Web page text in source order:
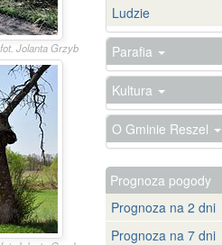
fot. Jolanta Grzyb
Ludzie
Parafia
Kultura
O Gminie Reszel
Prognoza pogody
Prognoza na 2 dni
Prognoza na 7 dni